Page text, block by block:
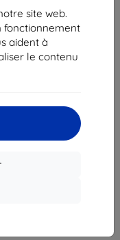
site web.
fonctionnement
aident à
le contenu
: